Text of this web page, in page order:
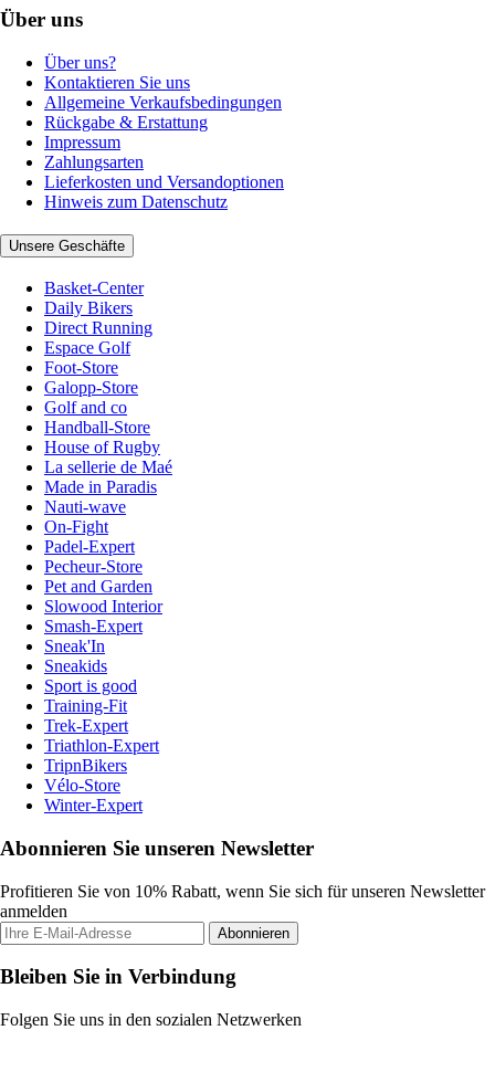
Über uns
Über uns?
Kontaktieren Sie uns
Allgemeine Verkaufsbedingungen
Rückgabe & Erstattung
Impressum
Zahlungsarten
Lieferkosten und Versandoptionen
Hinweis zum Datenschutz
Unsere Geschäfte
Basket-Center
Daily Bikers
Direct Running
Espace Golf
Foot-Store
Galopp-Store
Golf and co
Handball-Store
House of Rugby
La sellerie de Maé
Made in Paradis
Nauti-wave
On-Fight
Padel-Expert
Pecheur-Store
Pet and Garden
Slowood Interior
Smash-Expert
Sneak'In
Sneakids
Sport is good
Training-Fit
Trek-Expert
Triathlon-Expert
TripnBikers
Vélo-Store
Winter-Expert
Abonnieren Sie unseren Newsletter
Profitieren Sie von 10% Rabatt, wenn Sie sich für unseren Newsletter
anmelden
Abonnieren
Bleiben Sie in Verbindung
Folgen Sie uns in den sozialen Netzwerken